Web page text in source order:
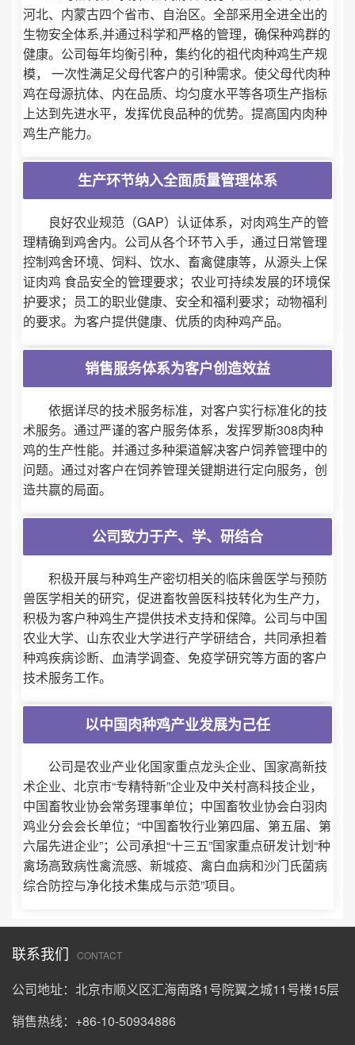
河北、内蒙古四个省市、自治区。全部采用全进全出的
生物安全体系,并通过科学和严格的管理，确保种鸡群的
健康。公司每年均衡引种，集约化的祖代肉种鸡生产规
模， 一次性满足父母代客户的引种需求。使父母代肉种
鸡在母源抗体、内在品质、均匀度水平等各项生产指标
上达到先进水平，发挥优良品种的优势。提高国内肉种
鸡生产能力。
生产环节纳入全面质量管理体系
良好农业规范（GAP）认证体系，对肉鸡生产的管
理精确到鸡舍内。公司从各个环节入手，通过日常管理
控制鸡舍环境、饲料、饮水、畜禽健康等，从源头上保
证肉鸡 食品安全的管理要求；农业可持续发展的环境保
护要求；员工的职业健康、安全和福利要求；动物福利
的要求。为客户提供健康、优质的肉种鸡产品。
销售服务体系为客户创造效益
依据详尽的技术服务标准，对客户实行标准化的技
术服务。通过严谨的客户服务体系，发挥罗斯308肉种
鸡的生产性能。并通过多种渠道解决客户饲养管理中的
问题。通过对客户在饲养管理关键期进行定向服务，创
造共赢的局面。
公司致力于产、学、研结合
积极开展与种鸡生产密切相关的临床兽医学与预防
兽医学相关的研究，促进畜牧兽医科技转化为生产力，
积极为客户种鸡生产提供技术支持和保障。公司与中国
农业大学、山东农业大学进行产学研结合，共同承担着
种鸡疾病诊断、血清学调查、免疫学研究等方面的客户
技术服务工作。
以中国肉种鸡产业发展为己任
公司是农业产业化国家重点龙头企业、国家高新技
术企业、北京市“专精特新”企业及中关村高科技企业，
中国畜牧业协会常务理事单位；中国畜牧业协会白羽肉
鸡业分会会长单位；“中国畜牧行业第四届、第五届、第
六届先进企业”；公司承担“十三五”国家重点研发计划“种
禽场高致病性禽流感、新城疫、禽白血病和沙门氏菌病
综合防控与净化技术集成与示范”项目。
联系我们 CONTACT
公司地址：北京市顺义区汇海南路1号院翼之城11号楼15层
销售热线：+86-10-50934886